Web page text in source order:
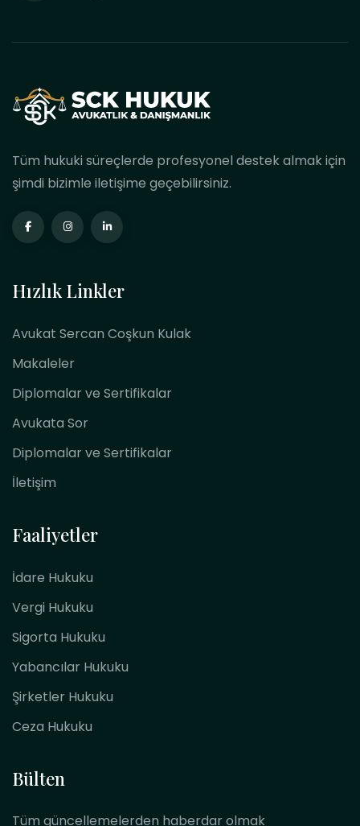
Tüm hukuki süreçlerde profesyonel destek almak için
şimdi bizimle iletişime geçebilirsiniz.
Hızlık Linkler
Avukat Sercan Coşkun Kulak
Makaleler
Diplomalar ve Sertifikalar
Avukata Sor
Diplomalar ve Sertifikalar
İletişim
Faaliyetler
İdare Hukuku
Vergi Hukuku
Sigorta Hukuku
Yabancılar Hukuku
Şirketler Hukuku
Ceza Hukuku
Bülten
Tüm güncellemelerden haberdar olmak